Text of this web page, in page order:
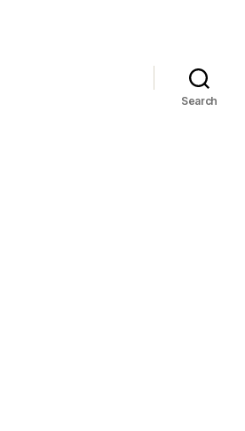
Search